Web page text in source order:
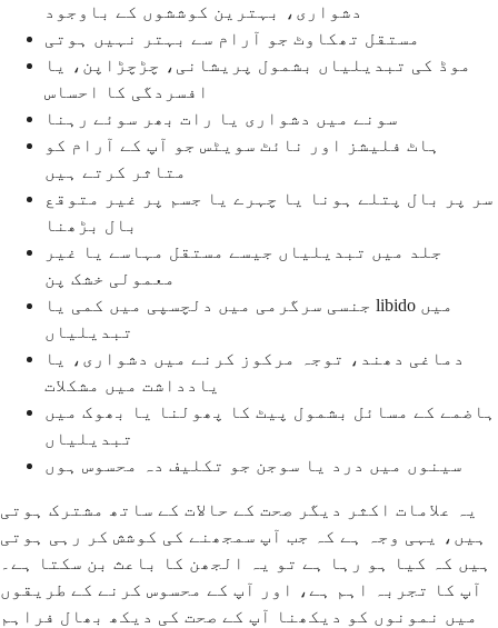
دشواری، بہترین کوششوں کے باوجود
مستقل تھکاوٹ جو آرام سے بہتر نہیں ہوتی
موڈ کی تبدیلیاں بشمول پریشانی، چڑچڑاپن، یا
افسردگی کا احساس
سونے میں دشواری یا رات بھر سوئے رہنا
ہاٹ فلیشز اور نائٹ سویٹس جو آپ کے آرام کو
متاثر کرتے ہیں
سر پر بال پتلے ہونا یا چہرے یا جسم پر غیر متوقع
بال بڑھنا
جلد میں تبدیلیاں جیسے مستقل مہاسے یا غیر
معمولی خشک پن
جنسی سرگرمی میں دلچسپی میں کمی یا libido میں
تبدیلیاں
دماغی دھند، توجہ مرکوز کرنے میں دشواری، یا
یادداشت میں مشکلات
ہاضمے کے مسائل بشمول پیٹ کا پھولنا یا بھوک میں
تبدیلیاں
سینوں میں درد یا سوجن جو تکلیف دہ محسوس ہوں
یہ علامات اکثر دیگر صحت کے حالات کے ساتھ مشترک ہوتی
ہیں، یہی وجہ ہے کہ جب آپ سمجھنے کی کوشش کر رہی ہوتی
ہیں کہ کیا ہو رہا ہے تو یہ الجھن کا باعث بن سکتا ہے۔
آپ کا تجربہ اہم ہے، اور آپ کے محسوس کرنے کے طریقوں
میں نمونوں کو دیکھنا آپ کے صحت کی دیکھ بھال فراہم